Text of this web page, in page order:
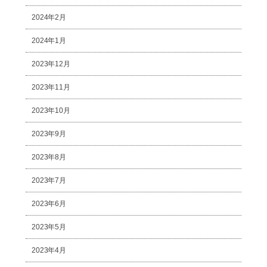
2024年2月
2024年1月
2023年12月
2023年11月
2023年10月
2023年9月
2023年8月
2023年7月
2023年6月
2023年5月
2023年4月